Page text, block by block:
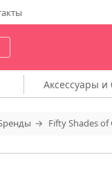
Аксессуары и
Fifty Shades of